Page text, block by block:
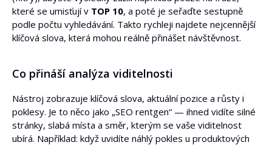
které se umisťují v TOP 10, a poté je seřaďte sestupně
podle počtu vyhledávání. Takto rychleji najdete nejcennější
klíčová slova, která mohou reálně přinášet návštěvnost.
Co přináší analýza viditelnosti
Nástroj zobrazuje klíčová slova, aktuální pozice a růsty i
poklesy. Je to něco jako „SEO rentgen“ — ihned vidíte silné
stránky, slabá místa a směr, kterým se vaše viditelnost
ubírá. Například: když uvidíte náhlý pokles u produktových